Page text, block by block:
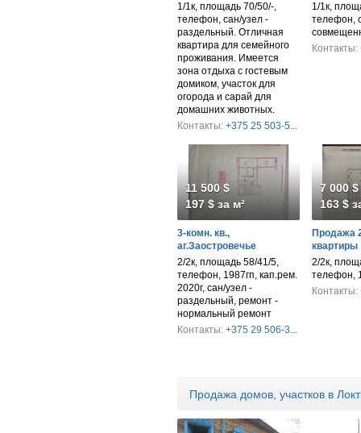
1/1к, площадь 70/50/-,
телефон, сан/узел -
раздельный. Отличная
квартира для семейного
проживания. Имеется
зона отдыха с гостевым
домиком, участок для
огорода и сарай для
домашних животных.
Контакты: +375 25 503-5...
1/1к,
телефон,
Контакты:
11 500 $
197 $ за м²
3-комн. кв.,
аг.Заостровечье
2/2к, площадь 58/41/5,
телефон, 1987гп, кап.рем.
2020г, сан/узел -
раздельный, ремонт -
нормальный ремонт
Контакты: +375 29 506-3...
7 000
163 $
Продажа
квартиры
2/2к,
телефон,
Контакты:
Продажа домов, участков в